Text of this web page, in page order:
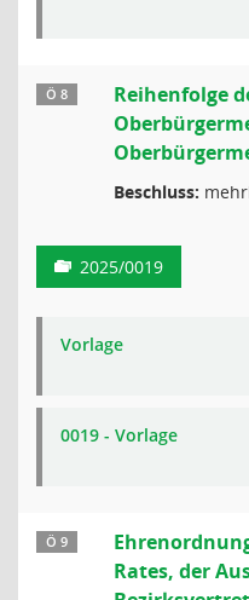
Ö 8
Reihenfolge
Beschluss:
2025/0019
Vorlage
0019 - Vorlage
Ö 9
Rates, der